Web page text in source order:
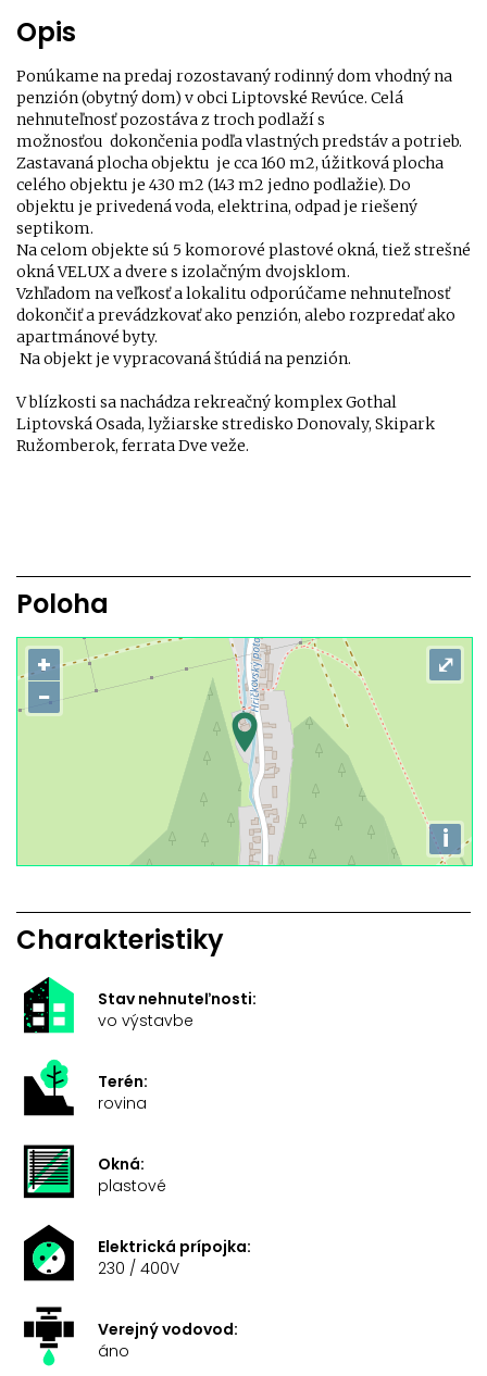
Opis
Ponúkame na predaj rozostavaný rodinný dom vhodný na
penzión (obytný dom) v obci Liptovské Revúce. Celá
nehnuteľnosť pozostáva z troch podlaží s
možnosťou dokončenia podľa vlastných predstáv a potrieb.
Zastavaná plocha objektu je cca 160 m2, úžitková plocha
celého objektu je 430 m2 (143 m2 jedno podlažie). Do
objektu je privedená voda, elektrina, odpad je riešený
septikom.
Na celom objekte sú 5 komorové plastové okná, tiež strešné
okná VELUX a dvere s izolačným dvojsklom.
Vzhľadom na veľkosť a lokalitu odporúčame nehnuteľnosť
dokončiť a prevádzkovať ako penzión, alebo rozpredať ako
apartmánové byty.
Na objekt je vypracovaná štúdiá na penzión.
V blízkosti sa nachádza rekreačný komplex Gothal
Liptovská Osada, lyžiarske stredisko Donovaly, Skipark
Ružomberok, ferrata Dve veže.
Poloha
+
−
i
⤢
Charakteristiky
Stav nehnuteľnosti:
vo výstavbe
Terén:
rovina
Okná:
plastové
Elektrická prípojka:
230 / 400V
Verejný vodovod:
áno